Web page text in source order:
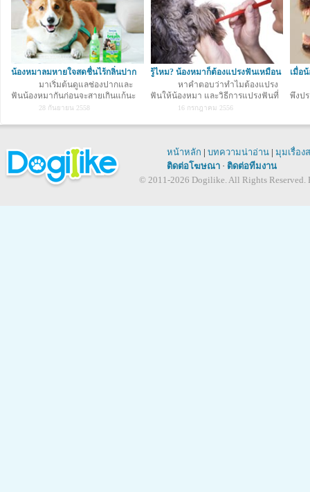
น้องหมาลมหายใจสดชื่นไร้กลิ่นปาก
ด้วย Tropมาเริ่มต้นดูแลช่องปากและ
ฟันน้องหมากันก่อนจะสายเกินแก้นะ
28 กันยายน 2558
รู้ไหม? น้องหมาก็ต้องแปรงฟันเหมือน
หาคำตอบว่าทำไมต้องแปรง
ฟันให้น้องหมา และวิธีการแปรงฟันที่
16 กรกฎาคม 2556
เมื่อ
พึงป
หน้าหลัก | บทความน่าอ่าน | มุมเรื่อง
ติดต่อโฆษณา · ติดต่อทีมงาน
© 2011-2026 Dogilike. All Rights Reserved.